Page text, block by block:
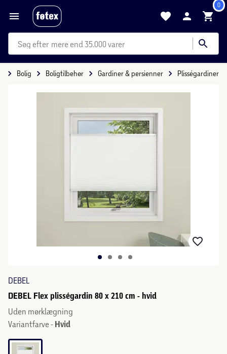
0
mere end 35.000 varer
Bolig Boligtilbehør Gardiner & persienner Plisségardiner
DEBEL
DEBEL Flex plisségardin 80 x 210 cm - hvid
Uden mørklægning
Variantfarve - Hvid